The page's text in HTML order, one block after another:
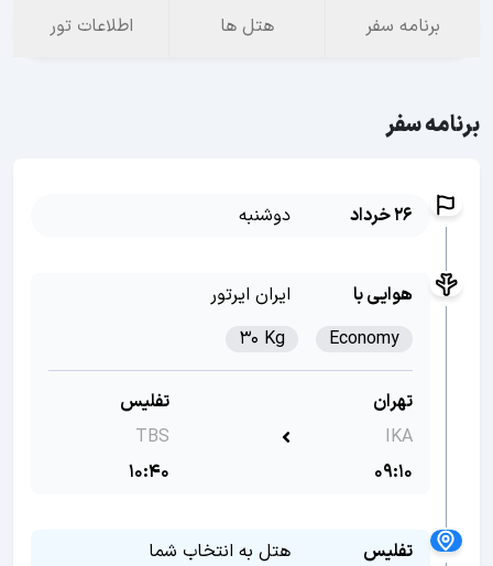
برنامه سفر هتل ها اطلاعات تور
برنامه سفر
26 خرداد دوشنبه
هوایی با
ایران ایرتور
Economy
30 Kg
تهران
IKA
09:10
تفلیس
TBS
10:40
تفلیس
هتل به انتخاب شما